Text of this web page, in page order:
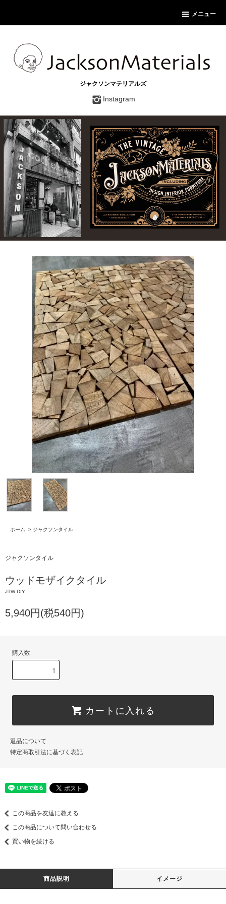
メニュー
ジャクソンマテリアルズ
Instagram
ホーム > ジャクソンタイル
ジャクソンタイル
ウッドモザイクタイル
JTW-DIY
5,940円(税540円)
購入数
カートに入れる
返品について
特定商取引法に基づく表記
この商品を友達に教える
この商品について問い合わせる
買い物を続ける
商品説明 イメージ